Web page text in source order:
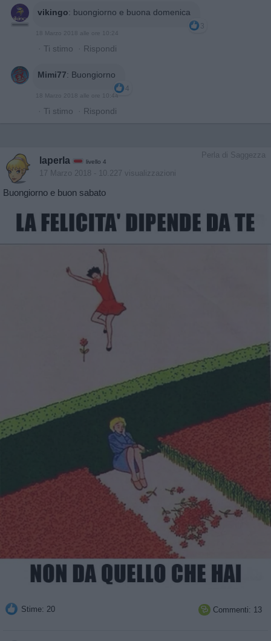
vikingo: buongiorno e buona domenica
3
18 Marzo 2018 alle ore 10:24
· Ti stimo · Rispondi
Mimi77: Buongiorno
4
18 Marzo 2018 alle ore 10:44
· Ti stimo · Rispondi
Perla di Saggezza
laperla livello 4
17 Marzo 2018 - 10.227 visualizzazioni
Buongiorno e buon sabato
Stime: 20  Commenti: 13